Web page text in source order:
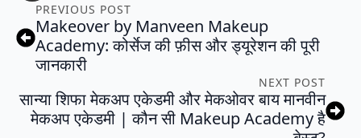
PREVIOUS POST
Makeover by Manveen Makeup
Academy: कोर्सेज की फ़ीस और ड्यूरेशन की पूरी
जानकारी
NEXT POST
सान्या शिफा मेकअप एकेडमी और मेकओवर बाय मानवीन
मेकअप एकेडमी | कौन सी Makeup Academy है